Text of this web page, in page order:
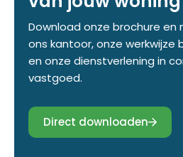
Download onze brochure en
ons kantoor, onze werkwijze
en onze dienstverlening in
vastgoed.
Direct downloaden